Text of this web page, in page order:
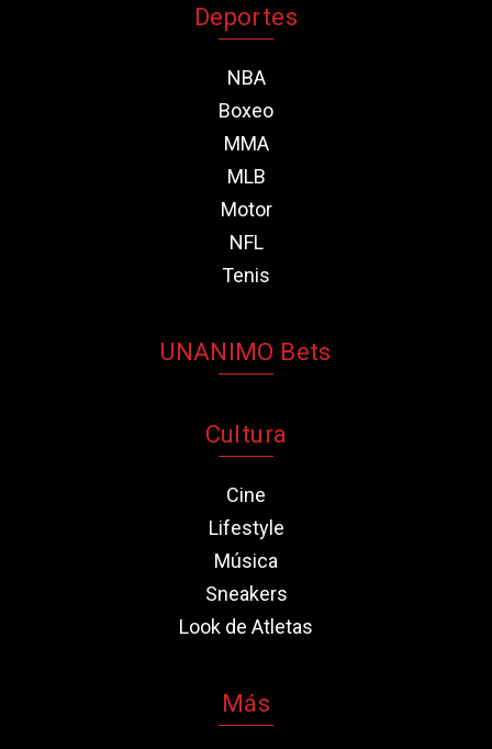
Deportes
NBA
Boxeo
MMA
MLB
Motor
NFL
Tenis
UNANIMO Bets
Cultura
Cine
Lifestyle
Música
Sneakers
Look de Atletas
Más